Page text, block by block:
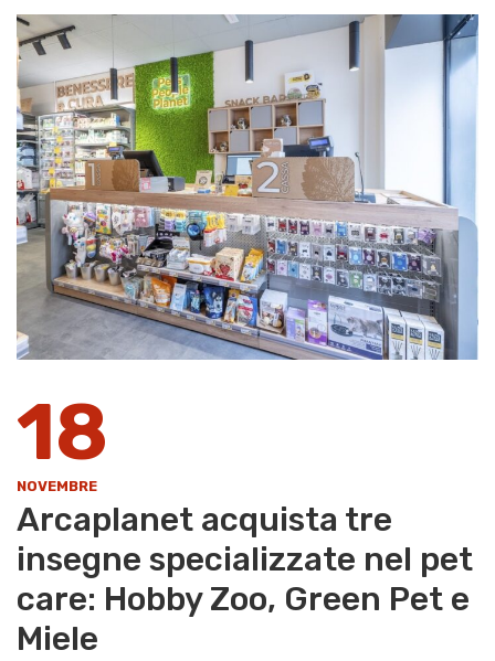
18
NOVEMBRE
Arcaplanet acquista tre
insegne specializzate nel pet
care: Hobby Zoo, Green Pet e
Miele